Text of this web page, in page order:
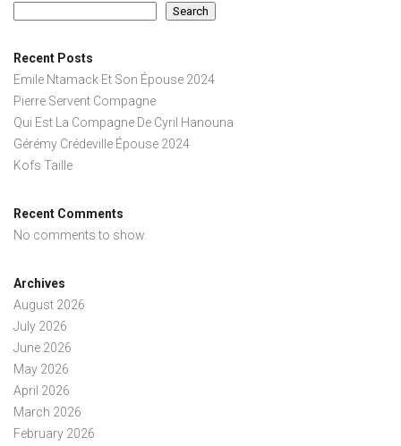
Search
Recent Posts
Emile Ntamack Et Son Épouse 2024
Pierre Servent Compagne
Qui Est La Compagne De Cyril Hanouna
Gérémy Crédeville Épouse 2024
Kofs Taille
Recent Comments
No comments to show.
Archives
August 2026
July 2026
June 2026
May 2026
April 2026
March 2026
February 2026